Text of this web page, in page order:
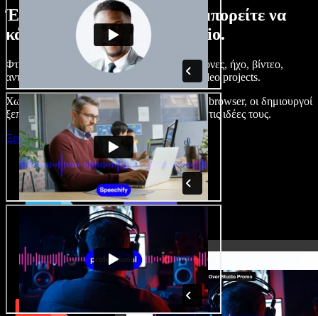
Ένα μικρό δείγμα από όσα μπορείτε να
κάνετε με το Speechify Studio.
Φτιάξτε voice overs, προσθέστε δωρεάν εικόνες, ήχο, βίντεο,
αντιγραφή φωνής – ολοκληρωμένα audio/video projects.
Χωρίς καμπύλη εκμάθησης και με όλα στον browser, οι δημιουργοί
ξεπερνούν τα κλασικά όρια και δίνουν ζωή στις ιδέες τους.
Ξεκινήστε με το Studio